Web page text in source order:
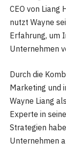
CEO von Liang
nutzt Wayne
Erfahrung, um
Unternehmen
Durch die
Marketing und
Wayne Liang
Experte in
Strategien
Unternehmen